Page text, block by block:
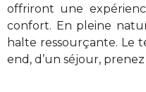
offriront une
confort. En pleine
halte ressourçante. Le
end, d’un séjour, prenez